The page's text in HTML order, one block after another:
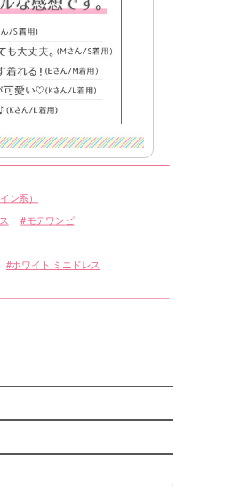
ン系）
モテワンピ
ホワイト ミニドレス